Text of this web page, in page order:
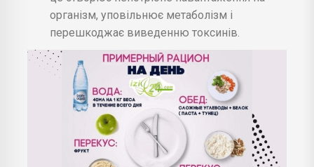
організм, уповільнює метаболізм і
перешкоджає виведенню токсинів.